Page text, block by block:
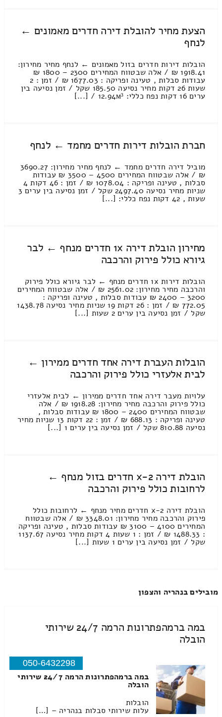
הצעת מחיר להובלת דירה חדרים מאמונים ←
לנחף
הובלות דירות חדרים בזול מאמונים ← לנחף מחיר מחירון:
1918.41 ₪ / אלה שבטווח המחירים 2300 – 1800 ₪
עבודות סבלות , טעינה ופריקה : 1677.03 ₪ / זמן : 2
שעות 26 דקות מחיר נסיעה 185.50 שקל / זמן נסיעה בין
ערים 16 דקות נפח כללי: 12.94м³ / [...]
חברת הובלות דירות חדרים מחמד ← לנחף
מוביל דירה חדרים מחמד ← לנחף מחיר מחירון: 3690.27
₪ / אלה שבטווח המחירים 4500 – 3500 ₪ עבודות
סבלות , טעינה ופריקה : 1078.04 ₪ / זמן : 46 דקות 4
שניות מחיר נסיעה 2497.40 שקל / זמן נסיעה בין ערים 3
שעות , 42 דקות נפח כללי: [...]
מחירון הובלת דירה 1x חדרים מנחף ← לבר
גיורא כולל פירוק והרכבה
הובלות דירות 1x חדרים מנחף ← לבר גיורא כולל פירוק
והרכבה מחיר מחירון: 2561.02 ₪ / אלה שבטווח המחירים
3200 – 2400 ₪ עבודות סבלות , טעינה ופריקה :
772.05 ₪ / זמן : 26 דקות 19 שניות מחיר נסיעה 1438.78
שקל / זמן נסיעה בין ערים 2 שעות [...]
הובלות העברת דירה אחד חדרים ממירון ←
לבית אלעזרי כולל פירוק והרכבה
עלויות מעבר דירה אחד חדרים ממירון ← לבית אלעזרי
כולל פירוק והרכבה מחיר מחירון: 1918.28 ₪ / אלה
שבטווח המחירים 2400 – 1800 ₪ עבודות סבלות ,
טעינה ופריקה : 688.13 ₪ / זמן : 22 דקות 13 שניות מחיר
נסיעה 810.88 שקל / זמן נסיעה בין ערים 1 [...]
הובלת דירה 2-x חדרים בזול מנחף ←
לרחובות כולל פירוק והרכבה
הובלת דירה 2-x חדרים מחיר מנחף ← לרחובות כולל
פירוק והרכבה מחיר מחירון: 3348.01 ₪ / אלה שבטווח
המחירים 4100 – 3100 ₪ עבודות סבלות , טעינה ופריקה
: 1488.33 ₪ / זמן : 1 שעות 4 דקות מחיר נסיעה 1137.67
שקל / זמן נסיעה בין ערים 1 שעות [...]
מובילים בנהריה והצפון
במה ברמהפתרונות הרמה 24/7 שירותי
הובלה
050-6432298
במה ברמהפתרונות הרמה 24/7 שירותי
הובלה
הובלות
עלות שירותי סבלות בנהריה – […]